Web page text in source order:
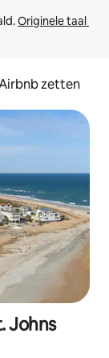
Originele taal
zetten
Johns